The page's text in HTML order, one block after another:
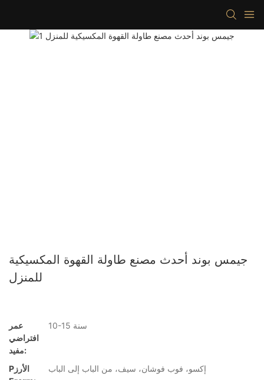
جيمس بوند أحدث مصنع طاولة القهوة المكسيكية
للمنزل
عمر
افتراضي
مفيد:
10-15 سنة
Pالأرز
إكسو، فوب فوشان، سيف، من الباب إلى الباب